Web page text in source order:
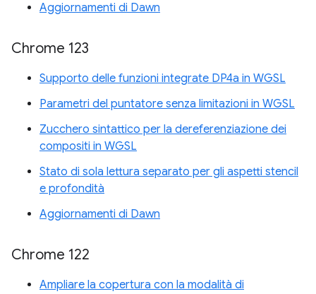
Aggiornamenti di Dawn
Chrome 123
Supporto delle funzioni integrate DP4a in WGSL
Parametri del puntatore senza limitazioni in WGSL
Zucchero sintattico per la dereferenziazione dei
compositi in WGSL
Stato di sola lettura separato per gli aspetti stencil
e profondità
Aggiornamenti di Dawn
Chrome 122
Ampliare la copertura con la modalità di